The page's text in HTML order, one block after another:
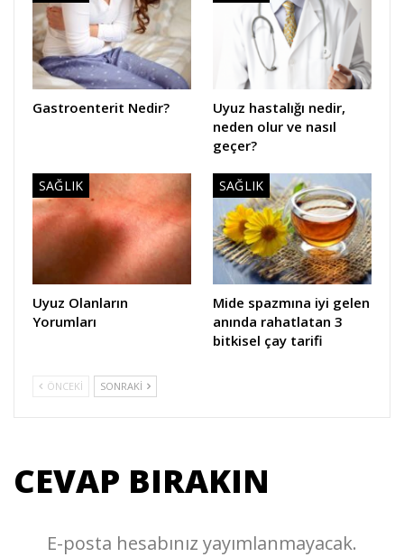
Gastroenterit Nedir?
Uyuz hastalığı nedir,
neden olur ve nasıl
geçer?
SAĞLIK
Uyuz Olanların
Yorumları
SAĞLIK
Mide spazmına iyi gelen
anında rahatlatan 3
bitkisel çay tarifi
ÖNCEKI SONRAKI
CEVAP BIRAKIN
E-posta hesabınız yayımlanmayacak.